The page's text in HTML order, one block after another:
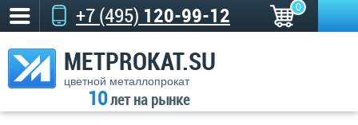
+7 (495) 120-99-12 0
METPROKAT.SU
цветной металлопрокат
10лет на рынке